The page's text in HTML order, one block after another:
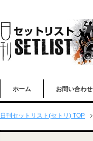
ホーム お問い合わせ
日刊セットリスト(セトリ) TOP